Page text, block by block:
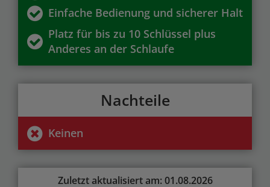
Einfache Bedienung und sicherer Halt
Platz für bis zu 10 Schlüssel plus
Anderes an der Schlaufe
Nachteile
Keinen
Zuletzt aktualisiert am: 01.08.2026